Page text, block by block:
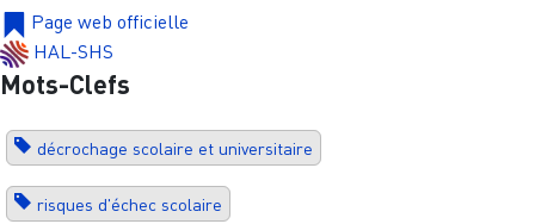
Page web officielle
HAL-SHS
Mots-Clefs
décrochage scolaire et universitaire
risques d'échec scolaire